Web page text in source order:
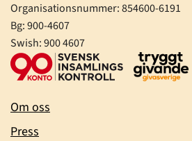
Organisationsnummer:854600-6191
Bg: 900-4607
Swish: 900 4607
Om oss
Press